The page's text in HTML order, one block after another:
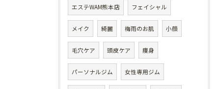
エステWAM熊本店 フェイシャル
メイク 綺麗 梅雨のお肌 小顔
毛穴ケア 頭皮ケア 痩身
パーソナルジム 女性専用ジム